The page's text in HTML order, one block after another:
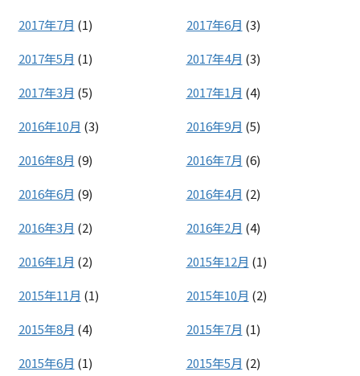
2017年7月 (1) 2017年6月 (3)
2017年5月 (1) 2017年4月 (3)
2017年3月 (5) 2017年1月 (4)
2016年10月 (3) 2016年9月 (5)
2016年8月 (9) 2016年7月 (6)
2016年6月 (9) 2016年4月 (2)
2016年3月 (2) 2016年2月 (4)
2016年1月 (2) 2015年12月 (1)
2015年11月 (1) 2015年10月 (2)
2015年8月 (4) 2015年7月 (1)
2015年6月 (1) 2015年5月 (2)